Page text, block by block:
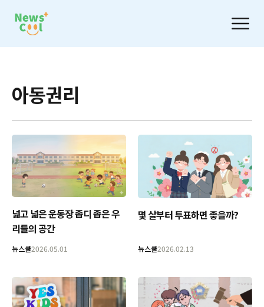
아동권리
넓고 넓은 운동장 좁디 좁은 우
리들의 공간
뉴스쿨2026.05.01
몇 살부터 투표하면 좋을까?
뉴스쿨2026.02.13